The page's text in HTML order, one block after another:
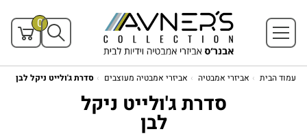
0
עמוד הבית אביזרי אמבטיה אביזרי אמבטיה מעוצבים סדרת ג'ולייט ניקל לבן
סדרת ג'ולייט ניקל
לבן